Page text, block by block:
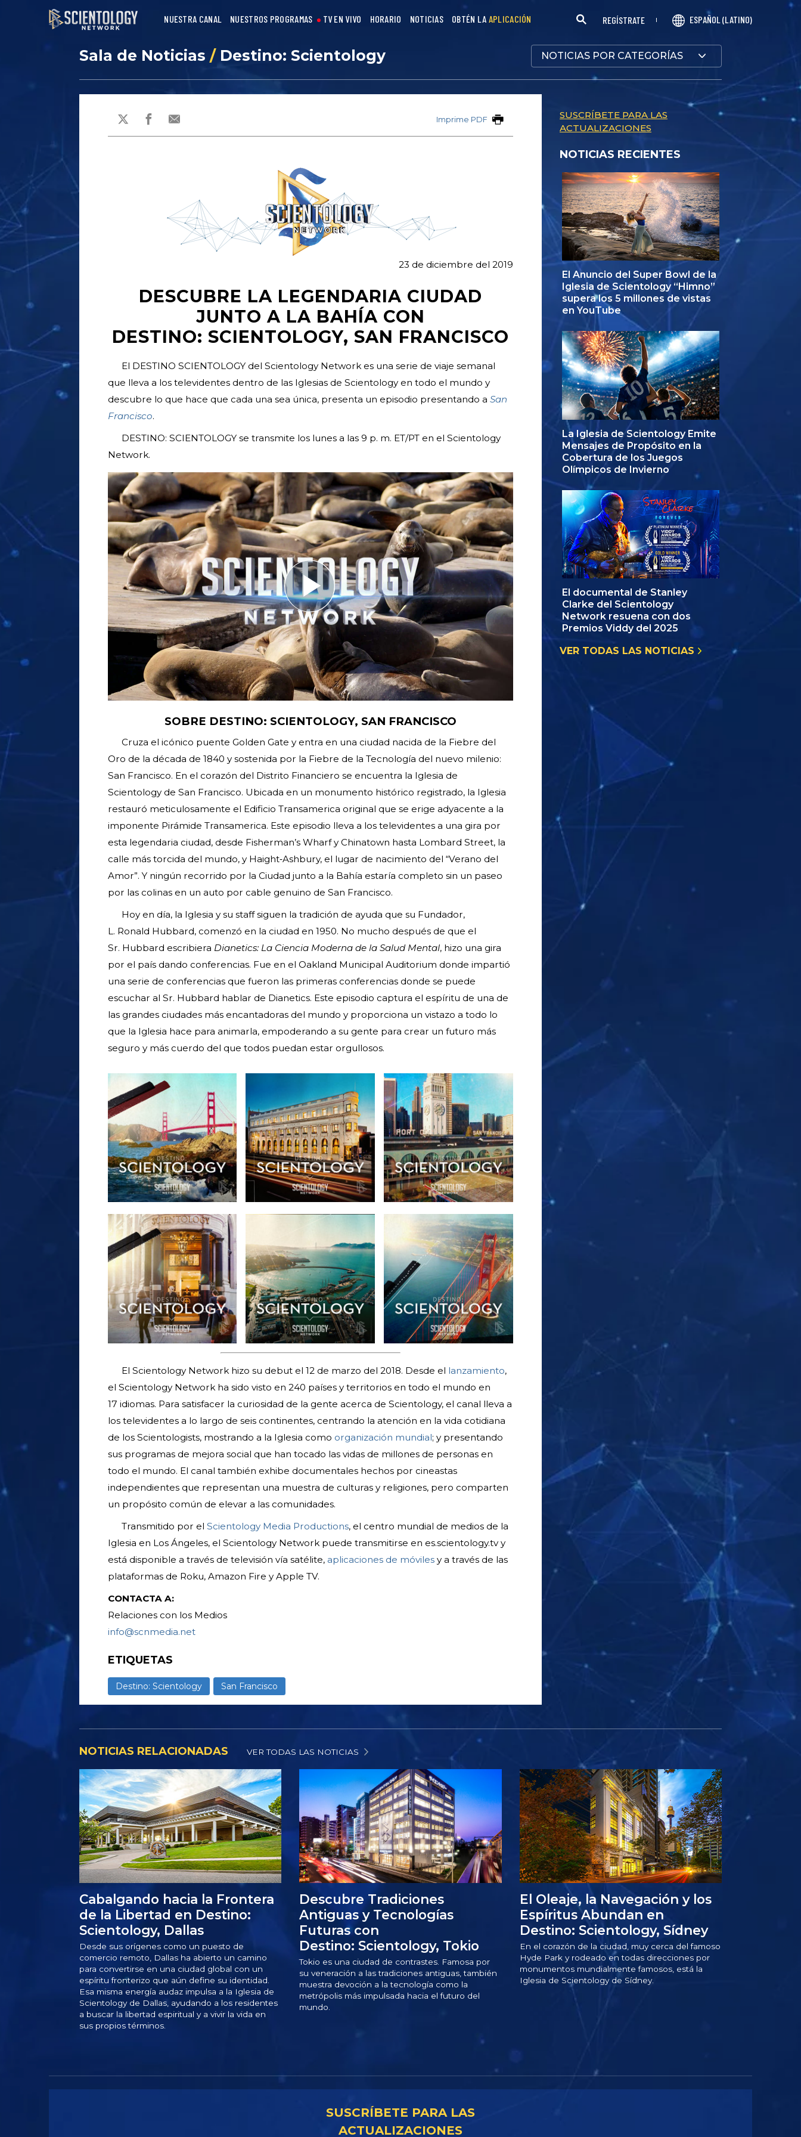
NUESTRA CANAL NUESTROS PROGRAMAS TV EN VIVO HORARIO NOTICIAS OBTÉN LA APLICACIÓN REGÍSTRATE ESPAÑOL (LATINO)
Sala de Noticias / Destino: Scientology NOTICIAS POR CATEGORÍAS
Imprime PDF
23 de diciembre del 2019
DESCUBRE LA LEGENDARIA CIUDAD
JUNTO A LA BAHÍA CON
DESTINO: SCIENTOLOGY, SAN FRANCISCO
El DESTINO SCIENTOLOGY del Scientology Network es una serie de viaje semanal
que lleva a los televidentes dentro de las Iglesias de Scientology en todo el mundo y
descubre lo que hace que cada una sea única, presenta un episodio presentando a San
Francisco.
DESTINO: SCIENTOLOGY se transmite los lunes a las 9 p. m. ET/PT en el Scientology
Network.
SOBRE DESTINO: SCIENTOLOGY, SAN FRANCISCO
Cruza el icónico puente Golden Gate y entra en una ciudad nacida de la Fiebre del
Oro de la década de 1840 y sostenida por la Fiebre de la Tecnología del nuevo milenio:
San Francisco. En el corazón del Distrito Financiero se encuentra la Iglesia de
Scientology de San Francisco. Ubicada en un monumento histórico registrado, la Iglesia
restauró meticulosamente el Edificio Transamerica original que se erige adyacente a la
imponente Pirámide Transamerica. Este episodio lleva a los televidentes a una gira por
esta legendaria ciudad, desde Fisherman’s Wharf y Chinatown hasta Lombard Street, la
calle más torcida del mundo, y Haight‑Ashbury, el lugar de nacimiento del “Verano del
Amor”. Y ningún recorrido por la Ciudad junto a la Bahía estaría completo sin un paseo
por las colinas en un auto por cable genuino de San Francisco.
Hoy en día, la Iglesia y su staff siguen la tradición de ayuda que su Fundador,
L. Ronald Hubbard, comenzó en la ciudad en 1950. No mucho después de que el
Sr. Hubbard escribiera Dianetics: La Ciencia Moderna de la Salud Mental, hizo una gira
por el país dando conferencias. Fue en el Oakland Municipal Auditorium donde impartió
una serie de conferencias que fueron las primeras conferencias donde se puede
escuchar al Sr. Hubbard hablar de Dianetics. Este episodio captura el espíritu de una de
las grandes ciudades más encantadoras del mundo y proporciona un vistazo a todo lo
que la Iglesia hace para animarla, empoderando a su gente para crear un futuro más
seguro y más cuerdo del que todos puedan estar orgullosos.
El Scientology Network hizo su debut el 12 de marzo del 2018. Desde el lanzamiento,
el Scientology Network ha sido visto en 240 países y territorios en todo el mundo en
17 idiomas. Para satisfacer la curiosidad de la gente acerca de Scientology, el canal lleva a
los televidentes a lo largo de seis continentes, centrando la atención en la vida cotidiana
de los Scientologists, mostrando a la Iglesia como organización mundial; y presentando
sus programas de mejora social que han tocado las vidas de millones de personas en
todo el mundo. El canal también exhibe documentales hechos por cineastas
independientes que representan una muestra de culturas y religiones, pero comparten
un propósito común de elevar a las comunidades.
Transmitido por el Scientology Media Productions, el centro mundial de medios de la
Iglesia en Los Ángeles, el Scientology Network puede transmitirse en es.scientology.tv y
está disponible a través de televisión vía satélite, aplicaciones de móvilesy a través de las
plataformas de Roku, Amazon Fire y Apple TV.
CONTACTA A:
Relaciones con los Medios
info@scnmedia.net
ETIQUETAS
Destino: Scientology San Francisco
SUSCRÍBETE PARA LAS
ACTUALIZACIONES
NOTICIAS RECIENTES
El Anuncio del Super Bowl de la
Iglesia de Scientology “Himno”
supera los 5 millones de vistas
en YouTube
La Iglesia de Scientology Emite
Mensajes de Propósito en la
Cobertura de los Juegos
Olímpicos de Invierno
El documental de Stanley
Clarke del Scientology
Network resuena con dos
Premios Viddy del 2025
VER TODAS LAS NOTICIAS
NOTICIAS RELACIONADAS VER TODAS LAS NOTICIAS
Cabalgando hacia la Frontera
de la Libertad en Destino:
Scientology, Dallas
Desde sus orígenes como un puesto de
comercio remoto, Dallas ha abierto un camino
para convertirse en una ciudad global con un
espíritu fronterizo que aún define su identidad.
Esa misma energía audaz impulsa a la Iglesia de
Scientology de Dallas, ayudando a los residentes
a buscar la libertad espiritual y a vivir la vida en
sus propios términos.
Descubre Tradiciones
Antiguas y Tecnologías
Futuras con
Destino: Scientology, Tokio
Tokio es una ciudad de contrastes. Famosa por
su veneración a las tradiciones antiguas, también
muestra devoción a la tecnología como la
metrópolis más impulsada hacia el futuro del
mundo.
El Oleaje, la Navegación y los
Espíritus Abundan en
Destino: Scientology, Sídney
En el corazón de la ciudad, muy cerca del famoso
Hyde Park y rodeado en todas direcciones por
monumentos mundialmente famosos, está la
Iglesia de Scientology de Sídney.
SUSCRÍBETE PARA LAS
ACTUALIZACIONES